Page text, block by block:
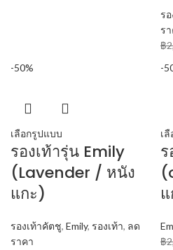
ร
ร
฿
-50%
เลือกรูปแบบ
รองเท้ารุ่น Emily
(Lavender / หนัง
แกะ)
รองเท้าคัตชู, Emily, รองเท้า, ลด
ราคา
-
เ
฿